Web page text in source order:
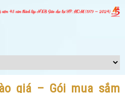
giá – Gói mua sắm